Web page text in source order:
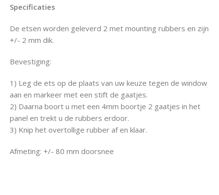
Specificaties
De etsen worden geleverd 2 met mounting rubbers en zijn
+/- 2 mm dik.
Bevestiging:
1) Leg de ets op de plaats van uw keuze tegen de window
aan en markeer met een stift de gaatjes.
2) Daarna boort u met een 4mm boortje 2 gaatjes in het
panel en trekt u de rubbers erdoor.
3) Knip het overtollige rubber af en klaar.
Afmeting: +/- 80 mm doorsnee